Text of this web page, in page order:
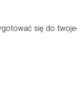
się do